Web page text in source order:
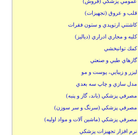
عمومي پزشكي (فروش)
قلب و عروق (تجهيزات)
كاشتني ارتوپدي و ستون فقرات
كليه و مجاري ادراري (دياليز)
كمك توانبخشي
گازهاي طبي و صنعتي
ليزر و زيبايي، پوست و مو
مدل سازي و چاپ سه بعدي
مصرفي پزشكي (باند، گاز و پنبه)
مصرفي پزشكي (سرنگ و سر سوزن)
مصرفي پزشكي (ماشين آلات و مواد اوليه)
نرم افزار تجهيزات پزشكي